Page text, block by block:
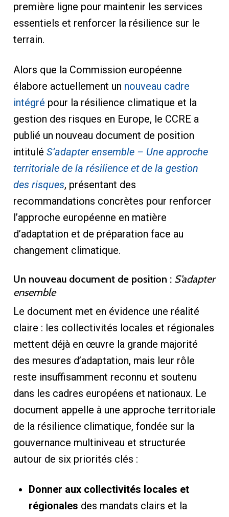
première ligne pour maintenir les services
essentiels et renforcer la résilience sur le
terrain.
Alors que la Commission européenne
élabore actuellement un nouveau cadre
intégré pour la résilience climatique et la
gestion des risques en Europe, le CCRE a
publié un nouveau document de position
intitulé S’adapter ensemble – Une approche
territoriale de la résilience et de la gestion
des risques, présentant des
recommandations concrètes pour renforcer
l’approche européenne en matière
d’adaptation et de préparation face au
changement climatique.
Un nouveau document de position : S’adapter
ensemble
Le document met en évidence une réalité
claire : les collectivités locales et régionales
mettent déjà en œuvre la grande majorité
des mesures d’adaptation, mais leur rôle
reste insuffisamment reconnu et soutenu
dans les cadres européens et nationaux. Le
document appelle à une approche territoriale
de la résilience climatique, fondée sur la
gouvernance multiniveau et structurée
autour de six priorités clés :
Donner aux collectivités locales et
régionales des mandats clairs et la